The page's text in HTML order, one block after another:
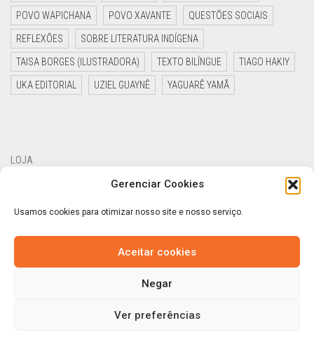
Gerenciar Cookies
Usamos cookies para otimizar nosso site e nosso serviço.
Aceitar cookies
Negar
Ver preferências
POVO WAPICHANA POVO XAVANTE QUESTÕES SOCIAIS
REFLEXÕES SOBRE LITERATURA INDÍGENA
TAISA BORGES (ILUSTRADORA) TEXTO BILÍNGUE TIAGO HAKIY
UKA EDITORIAL UZIEL GUAYNÊ YAGUARÊ YAMÃ
LOJA
ESCRITORES INDÍGENAS
CONTATO
INFORMAÇÕES IMPORTANTES